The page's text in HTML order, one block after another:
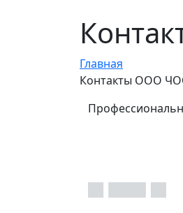
Главная
Контакты ООО